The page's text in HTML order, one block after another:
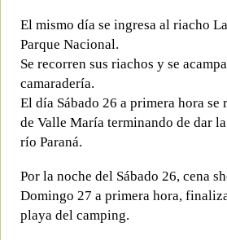
El mismo día se ingresa al riacho
Parque Nacional.
Se recorren sus riachos y se
camaradería.
El día Sábado 26 a primera hora
de Valle María terminando de dar
río Paraná.
Por la noche del Sábado 26, cena
Domingo 27 a primera hora,
playa del camping.